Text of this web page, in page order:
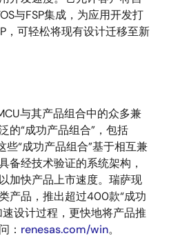
与FSP集成，为应用开发打
，可轻松将现有设计迁移至新
与其产品组合中的众多兼
的“成功产品组合”，包括
些“成功产品组合”基于相互兼
备经技术验证的系统架构，
加快产品上市速度。瑞萨现
产品，推出超过400款“成功
设计过程，更快地将产品推
： renesas.com/win。